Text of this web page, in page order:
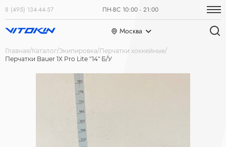
8 (495) 134-44-57 ПН-ВС 10:00 - 21:00
Москва
Главная Каталог Экипировка Перчатки хоккейные
Перчатки Bauer 1X Pro Lite "14" Б/У